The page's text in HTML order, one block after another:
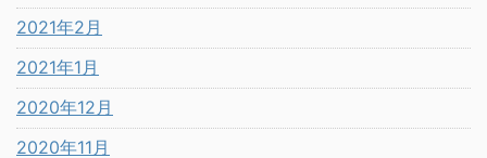
2021年2月
2021年1月
2020年12月
2020年11月